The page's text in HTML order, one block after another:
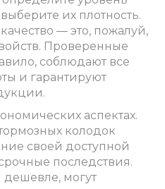
их плотность.
— это, пожалуй,
Проверенные
соблюдают все
и гарантируют
аспектах.
колодок
своей доступной
последствия.
дешевле, могут